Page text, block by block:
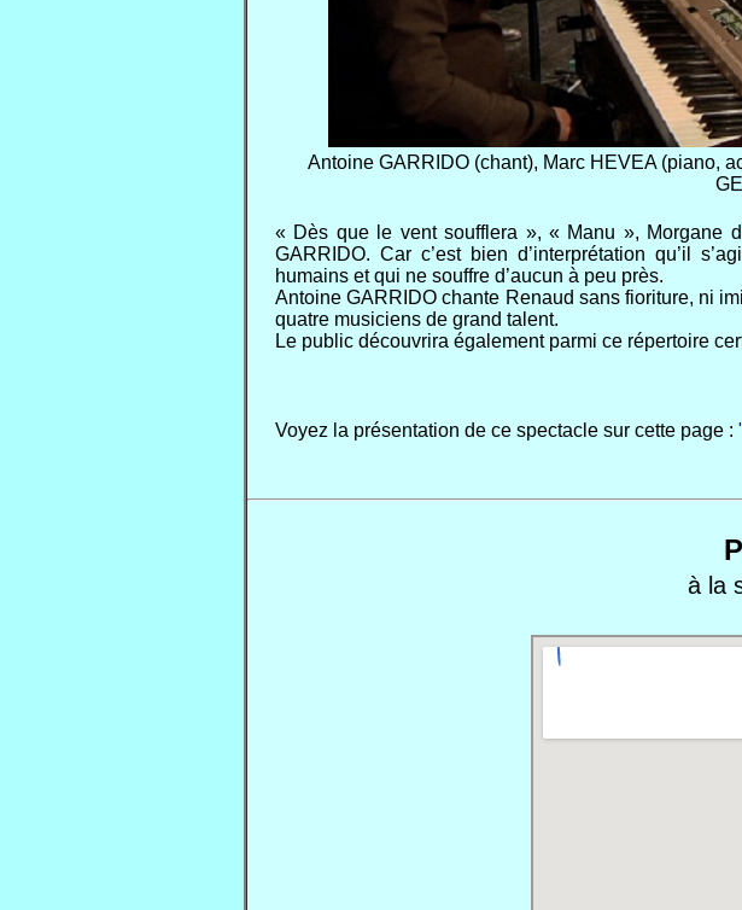
Antoine GARRIDO (chant), Marc HEVEA (piano,
« Dès que le vent soufflera », « Manu », Morgane
GARRIDO. Car c’est bien d’interprétation qu’il
humains et qui ne souffre d’aucun à peu près.
Antoine GARRIDO chante Renaud sans fioriture, ni
quatre musiciens de grand talent.
Le public découvrira également parmi ce répertoire
Voyez la présentation de ce spectacle sur cette page :
à la